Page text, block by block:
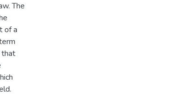
The
of a
that